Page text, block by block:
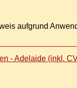
aufgrund
- Adelaide (inkl.